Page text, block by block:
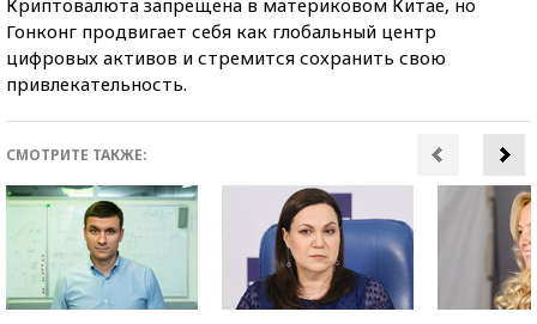
Гонконг продвигает себя как глобальный центр
цифровых активов и стремится сохранить свою
привлекательность.
СМОТРИТЕ ТАКЖЕ: